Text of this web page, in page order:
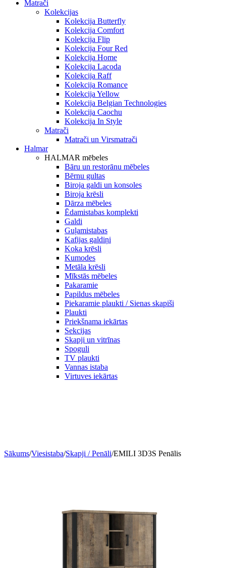
Matrači
Kolekcijas
Kolekcija Butterfly
Kolekcija Comfort
Kolekcija Flip
Kolekcija Four Red
Kolekcija Home
Kolekcija Lacoda
Kolekcija Raff
Kolekcija Romance
Kolekcija Yellow
Kolekcija Belgian Technologies
Kolekcija Caochu
Kolekcija In Style
Matrači
Matrači un Virsmatrači
Halmar
HALMAR mēbeles
Bāru un restorānu mēbeles
Bērnu gultas
Biroja galdi un konsoles
Biroja krēsli
Dārza mēbeles
Ēdamistabas komplekti
Galdi
Guļamistabas
Kafijas galdiņi
Koka krēsli
Kumodes
Metāla krēsli
Mīkstās mēbeles
Pakaramie
Papildus mēbeles
Piekaramie plaukti / Sienas skapiši
Plaukti
Priekšnama iekārtas
Sekcijas
Skapji un vitrīnas
Spoguli
TV plaukti
Vannas istaba
Virtuves iekārtas
Sākums/Viesistaba/Skapji / Penāli/EMILI 3D3S Penālis